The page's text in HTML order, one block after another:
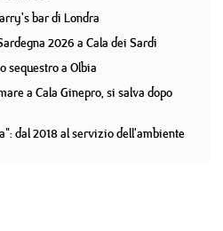
bar di Londra
2026 a Cala dei Sardi
sequestro a Olbia
a Cala Ginepro, si salva dopo
dal 2018 al servizio dell'ambiente